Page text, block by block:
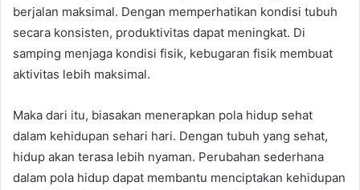
berjalan maksimal. Dengan memperhatikan kondisi tubuh
secara konsisten, produktivitas dapat meningkat. Di
samping menjaga kondisi fisik, kebugaran fisik membuat
aktivitas lebih maksimal.
Maka dari itu, biasakan menerapkan pola hidup sehat
dalam kehidupan sehari hari. Dengan tubuh yang sehat,
hidup akan terasa lebih nyaman. Perubahan sederhana
dalam pola hidup dapat membantu menciptakan kehidupan